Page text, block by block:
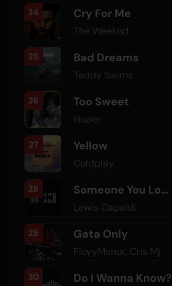
24 Cry For Me
The Weeknd
25 Bad Dreams
Teddy Swims
26 Too Sweet
Hozier
27 Yellow
Coldplay
28 Someone You Loved
Lewis Capaldi
29 Gata Only
FloyyMenor, Cris Mj
30 Do I Wanna Know?